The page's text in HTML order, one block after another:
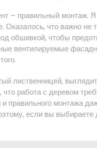
– правильный монтаж. Я
Оказалось, что важно не
обшивкой, чтобы
вентилируемые
лиственницей,
работа с деревом
и правильного монтажа
если вы